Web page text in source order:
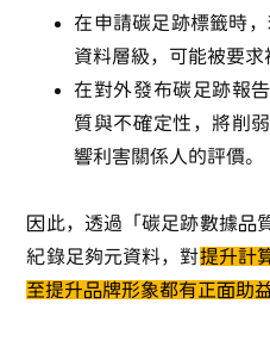
在申請碳足跡標籤時
資料層級，可能被要求
在對外發布碳足跡報
質與不確定性，將削
響利害關係人的評價。
因此，透過「碳足跡數據品
紀錄足夠元資料，對提升計
至提升品牌形象都有正面助